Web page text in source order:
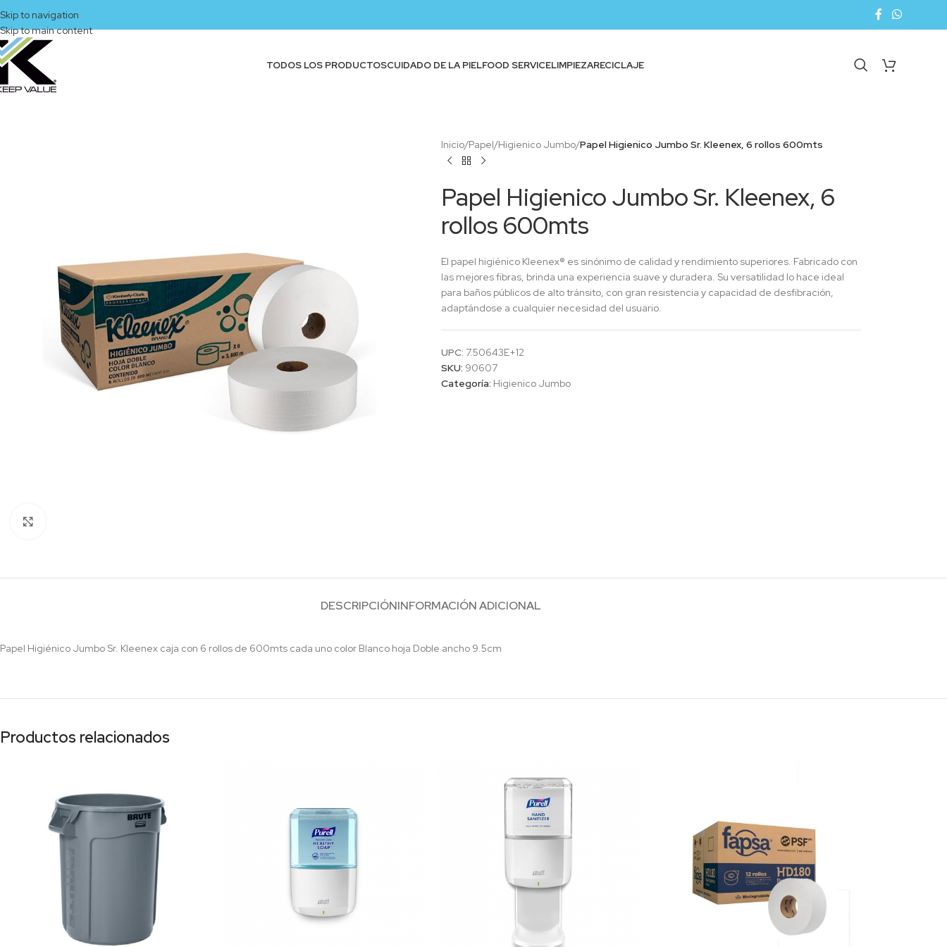
Skip to navigation
Skip to main content
TODOS LOS PRODUCTOSCUIDADO DE LA PIELFOOD SERVICELIMPIEZARECICLAJE
Inicio/Papel/Higienico Jumbo/Papel Higienico Jumbo Sr. Kleenex, 6 rollos 600mts
Papel Higienico Jumbo Sr. Kleenex, 6
rollos 600mts
El papel higiénico Kleenex® es sinónimo de calidad y rendimiento superiores. Fabricado con
las mejores fibras, brinda una experiencia suave y duradera. Su versatilidad lo hace ideal
para baños públicos de alto tránsito, con gran resistencia y capacidad de desfibración,
adaptándose a cualquier necesidad del usuario.
UPC: 7.50643E+12
SKU: 90607
Categoría: Higienico Jumbo
DESCRIPCIÓNINFORMACIÓN ADICIONAL
Papel Higiénico Jumbo Sr. Kleenex caja con 6 rollos de 600mts cada uno color Blanco hoja Doble ancho 9.5cm
Productos relacionados